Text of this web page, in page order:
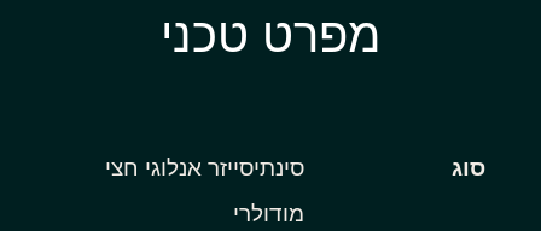
מפרט טכני
סוג
סינתיסייזר אנלוגי חצי
מודולרי